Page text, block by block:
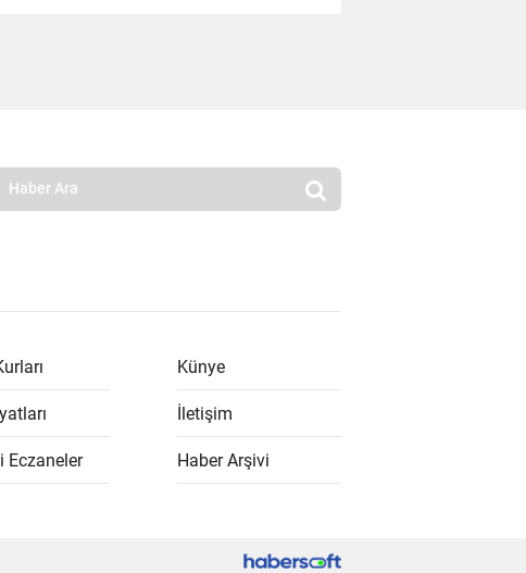
Eczaneler
Künye
İletişim
Haber Arşivi